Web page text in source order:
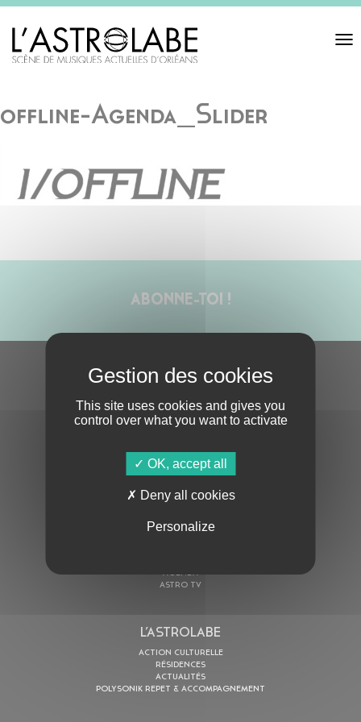
Toggle
offline-Agenda_Slider
ABONNE-TOI !
S'ABONNER À LA NEWSLETTER
En cochant cette case, j’accepte la Politique de confidentialité
AGENDA
ASTRO TV
L’ASTROLABE
ACTION CULTURELLE
RÉSIDENCES
ACTUALITÉS
POLYSONIK REPET & ACCOMPAGNEMENT
This site uses cookies and gives you
control over what you want to activate
OK, accept all
Deny all cookies
Personalize